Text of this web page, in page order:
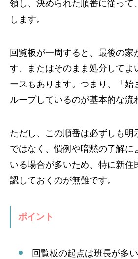
領し、決められた順番に従って
します。
回覧板が一周すると、最後の家
す、またはそのまま処分してよ
ースもあります。つまり、「始
ループしているのが基本的な流
ただし、この順番は必ずしも明
ではなく、慣例や暗黙の了解に
いる場合が多いため、特に新住
認しておくのが無難です。
ポイント
回覧板の起点は班長が多い